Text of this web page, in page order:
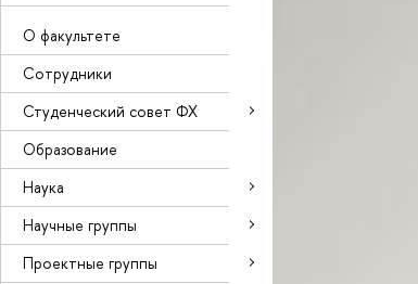
О факультете
Сотрудники
Студенческий совет ФХ
Образование
Наука
Научные группы
Проектные группы